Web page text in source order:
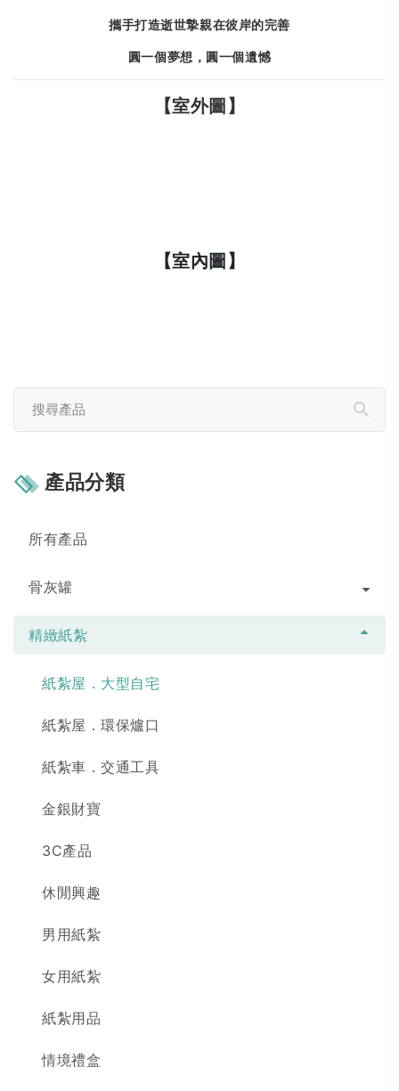
產品分類
所有產品
骨灰罐
精緻紙紮
紙紮屋．大型自宅
紙紮屋．環保爐口
紙紮車．交通工具
金銀財寶
3C產品
休閒興趣
男用紙紮
女用紙紮
紙紮用品
情境禮盒
攜手打造逝世摯親在彼岸的完善
圓一個夢想，圓一個遺憾
【室外圖】
【室內圖】